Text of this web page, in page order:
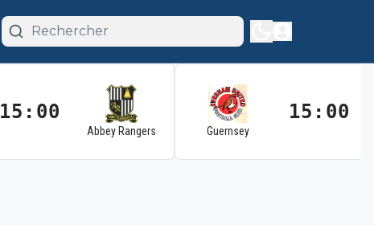
15:00
Abbey Rangers Guernsey
15:00